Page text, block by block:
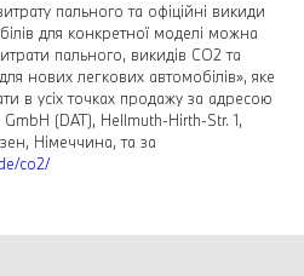
пального та офіційні викиди
для конкретної моделі можна
пального, викидів CO2 та
нових легкових автомобілів», яке
в усіх точках продажу за адресою
(DAT), Hellmuth-Hirth-Str. 1,
Німеччина, та за
co2/